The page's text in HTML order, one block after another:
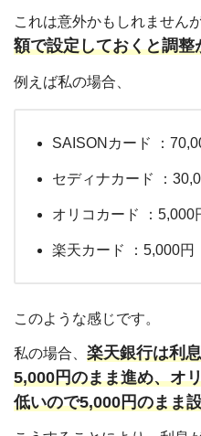
これは意外かもしれませんが
額で設定しておくと調
例えば私の場合、
SAISONカード ：
セディナカード ：
オリコカード ：5,000
楽天カード ：5,000円
このような感じです。
私の場合、 楽天銀行は利
5,000円のまま進め、オ
低いので5,000円のまま